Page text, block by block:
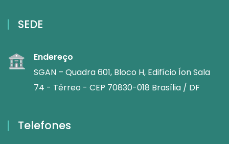
SEDE
Endereço
SGAN – Quadra 601, Bloco H, Edifício Íon Sala
74 - Térreo - CEP 70830-018 Brasília / DF
Telefones